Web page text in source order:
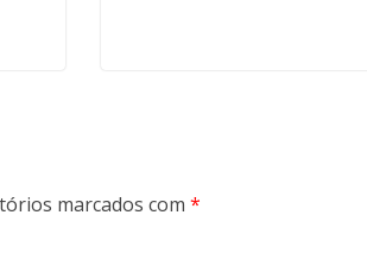
marcados com *